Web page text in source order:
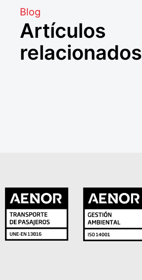
Blog
Artículos
relacionados